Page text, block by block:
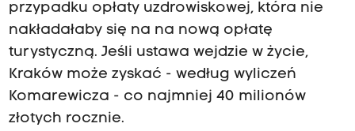
przypadku opłaty uzdrowiskowej, która nie
nakładałaby się na na nową opłatę
turystyczną. Jeśli ustawa wejdzie w życie,
Kraków może zyskać - według wyliczeń
Komarewicza - co najmniej 40 milionów
złotych rocznie.